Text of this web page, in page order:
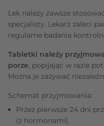
Lek należy zawsze
specjalisty. Lekarz zaleci
regularne badania
Tabletki należy
porze, popijając w razie
Można je zażywać
Schemat przyjmowania:
Przez pierwsze 24 dni
(z hormonami).